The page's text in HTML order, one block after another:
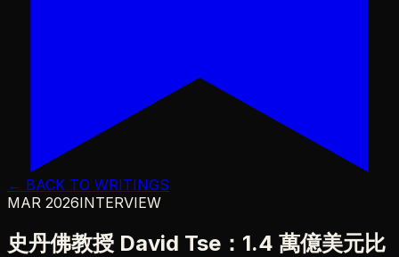
← BACK TO WRITINGS
MAR 2026INTERVIEW
史丹佛教授 David Tse：1.4 萬億美元比